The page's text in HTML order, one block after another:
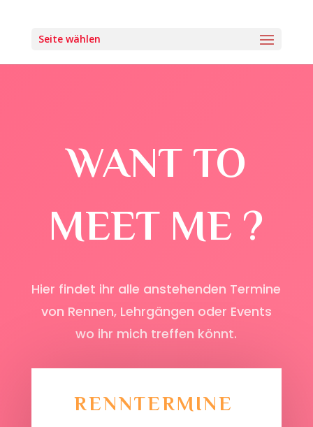
Seite wählen
WANT TO
MEET ME ?
Hier findet ihr alle anstehenden Termine
von Rennen, Lehrgängen oder Events
wo ihr mich treffen könnt.
RENNTERMINE